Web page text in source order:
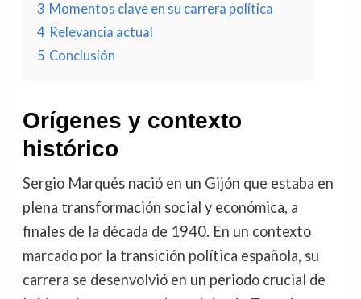
3 Momentos clave en su carrera política
4 Relevancia actual
5 Conclusión
Orígenes y contexto
histórico
Sergio Marqués nació en un Gijón que estaba en
plena transformación social y económica, a
finales de la década de 1940. En un contexto
marcado por la transición política española, su
carrera se desenvolvió en un periodo crucial de